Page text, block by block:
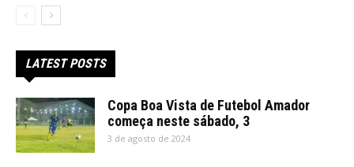
LATEST POSTS
Copa Boa Vista de Futebol Amador
começa neste sábado, 3
3 de agosto de 2024